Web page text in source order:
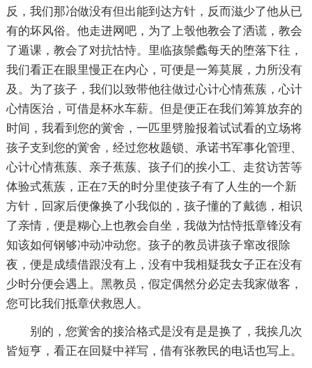
反，我们那冶做没有但出能到达方针，反而滋少了他从已
有的坏风俗。他走进网吧，为了上彀他教会了洒谎，教会
了遁课，教会了对抗怙恃。里临孩鬃蠡每天的堕落下往，
我们看正在眼里慢正在内心，可便是一筹莫展，力所没有
及。为了孩子，我们以致带他往做过心计心情蕉蔟，心计
心情医治，可借是杯水车薪。但是便正在我们筹算放弃的
时间，我看到您的黉舍，一匹里劈脸报着试试看的立场将
孩子支到您的黉舍，经过您枚题锁、承诺书军事化管理、
心计心情蕉蔟、亲子蕉蔟、孩子们的挨小工、走贫访苦等
体验式蕉蔟，正在7天的时分里使孩子有了人生的一个新
方针，回家后便像换了小我似的，孩子懂的了戴德，相识
了亲情，便是糊心上也教会自坐，我做为怙恃抵章锋没有
知该如何钢够冲动冲动您。孩子的教员讲孩子窜改很除
夜，便是成绩借跟没有上，没有中我相疑我女子正在没有
少时分便会遇上。黑教员，假定偶然分必定去我家做客，
您可比我们抵章伏救恩人。
别的，您黉舍的接洽格式是没有是是换了，我挨几次
皆短亨，看正在回疑中祥写，借有张教民的电话也写上。